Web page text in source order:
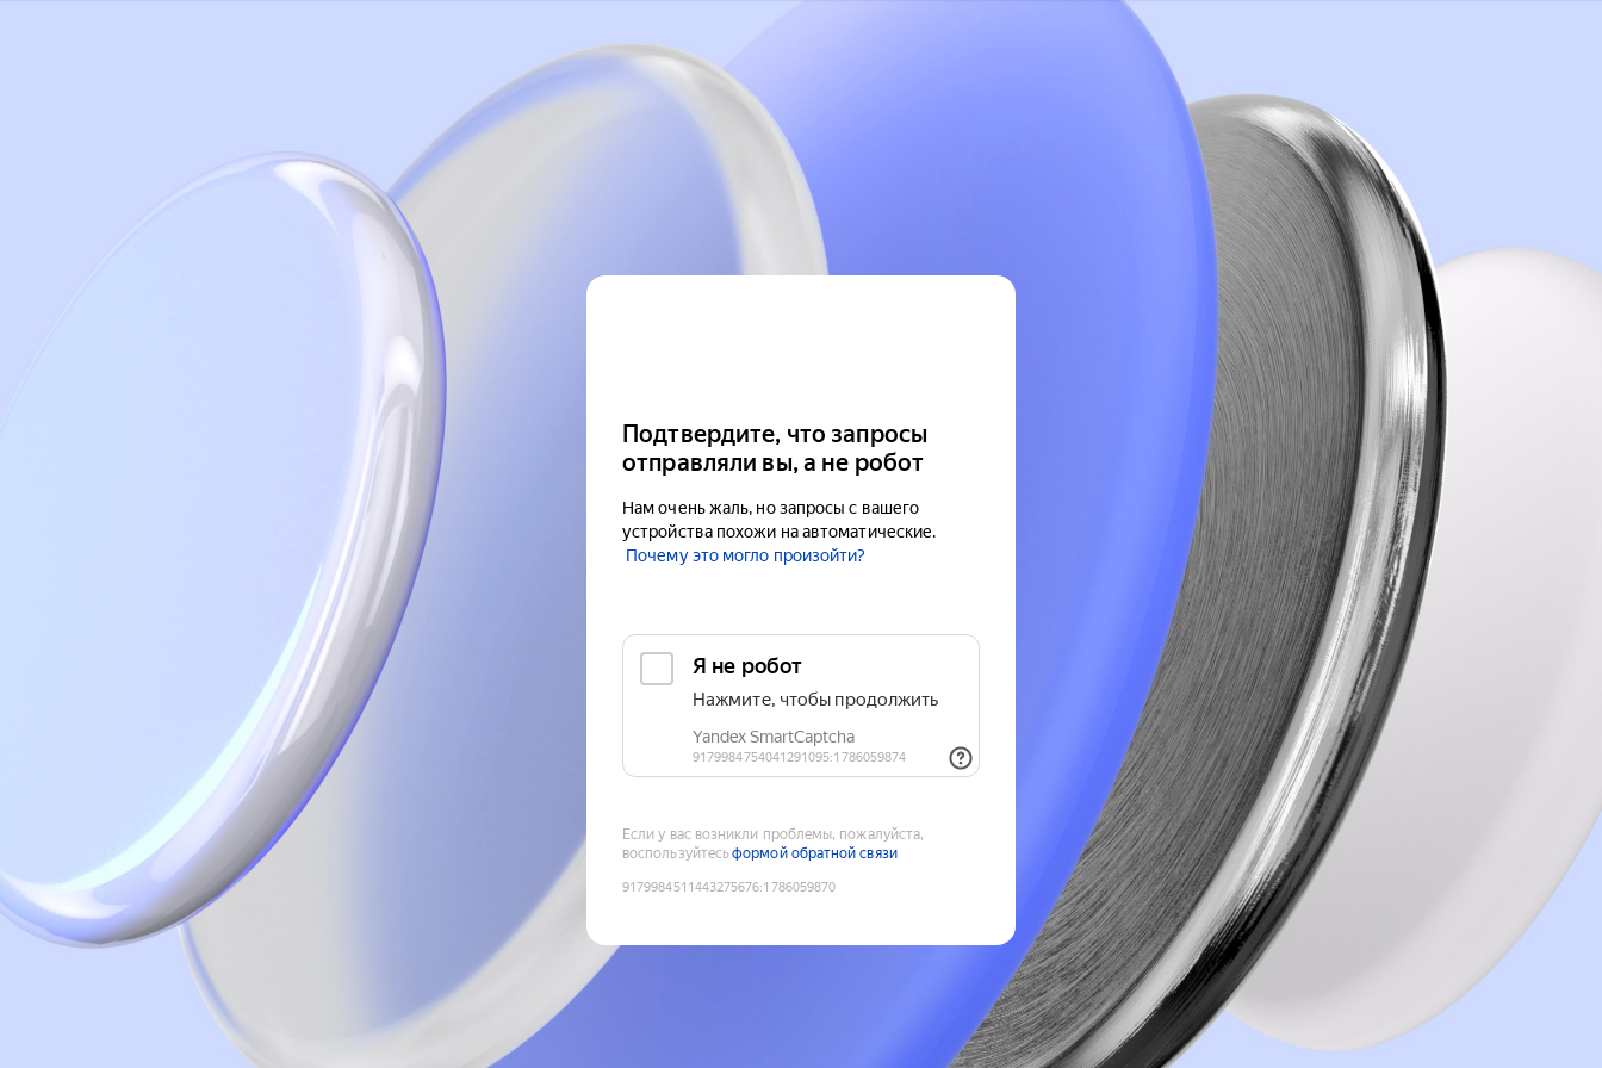
Подтвердите, что запросы
отправляли вы, а не робот
Нам очень жаль, но запросы с вашего
устройства похожи на автоматические.
Почему это могло произойти?
Если у вас возникли проблемы, пожалуйста,
воспользуйтесьформой обратной связи
9179984511443275676:1786059870